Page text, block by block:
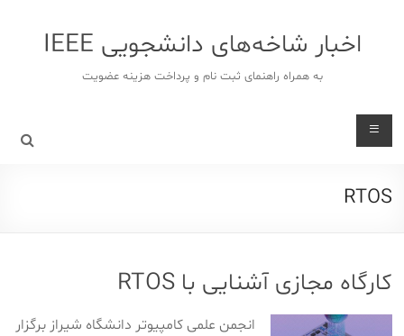
اخبار شاخه‌های دانشجویی IEEE
به همراه راهنمای ثبت نام و پرداخت هزینه عضویت
RTOS
کارگاه مجازی آشنایی با RTOS
انجمن علمی کامپیوتر دانشگاه شیراز برگزار